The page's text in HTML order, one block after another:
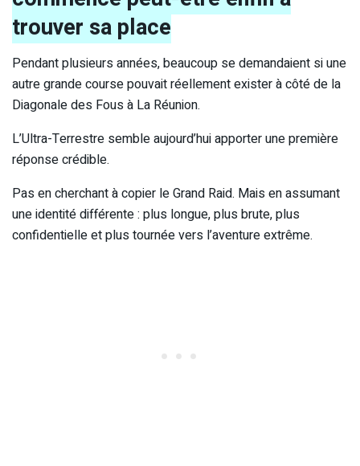
trouver sa place
Pendant plusieurs années, beaucoup se demandaient si une
autre grande course pouvait réellement exister à côté de la
Diagonale des Fous à La Réunion.
L’Ultra-Terrestre semble aujourd’hui apporter une première
réponse crédible.
Pas en cherchant à copier le Grand Raid. Mais en assumant
une identité différente : plus longue, plus brute, plus
confidentielle et plus tournée vers l’aventure extrême.